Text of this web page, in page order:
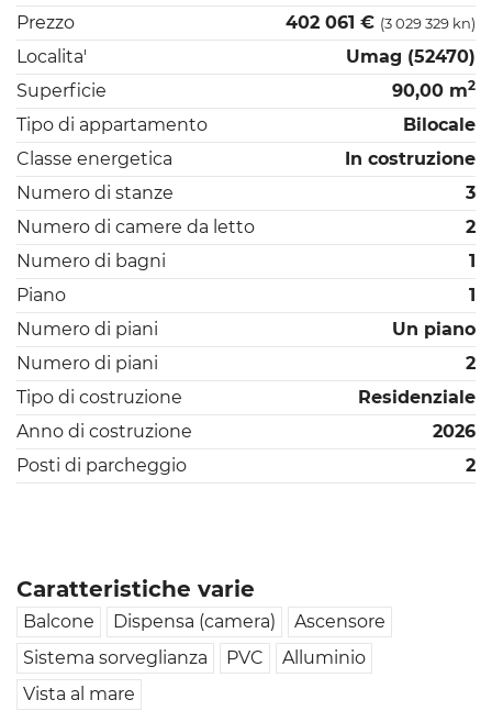
Prezzo
402 061 € (3 029 329 kn)
Localita'
Umag (52470)
Superficie
90,00 m2
Tipo di appartamento
Bilocale
Classe energetica
In costruzione
Numero di stanze
3
Numero di camere da letto
2
Numero di bagni
1
Piano
1
Numero di piani
Un piano
Numero di piani
2
Tipo di costruzione
Residenziale
Anno di costruzione
2026
Posti di parcheggio
2
Caratteristiche varie
Balcone Dispensa (camera)
Ascensore
Sistema sorveglianza
PVC
Alluminio
Vista al mare